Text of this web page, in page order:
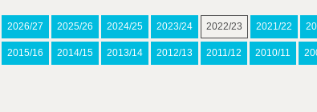
2026/27 2025/26 2024/25 2023/24 2022/23 2021/22
2015/16 2014/15 2013/14 2012/13 2011/12 2010/11